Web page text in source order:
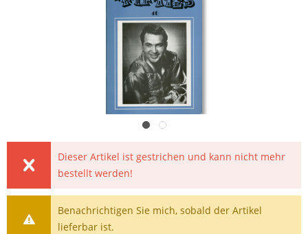
Dieser Artikel ist gestrichen und kann nicht mehr
bestellt werden!
Benachrichtigen Sie mich, sobald der Artikel
lieferbar ist.